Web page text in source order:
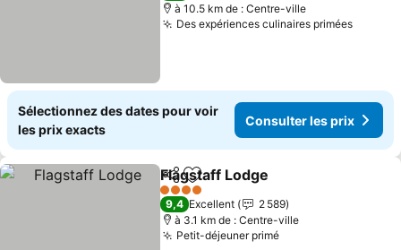
à 10.5 km de : Centre-ville
Des expériences culinaires primées
Sélectionnez des dates pour voir
les prix exacts
Consulter les prix
PartagerAjouter à mes favoris
Flagstaff Lodge
4 Étoiles
9,4 Excellent
2 589
à 3.1 km de : Centre-ville
Petit-déjeuner primé